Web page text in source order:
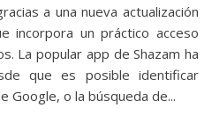
a una nueva actualización
incorpora un práctico acceso
La popular app de Shazam ha
que es posible identificar
Google, o la búsqueda de...